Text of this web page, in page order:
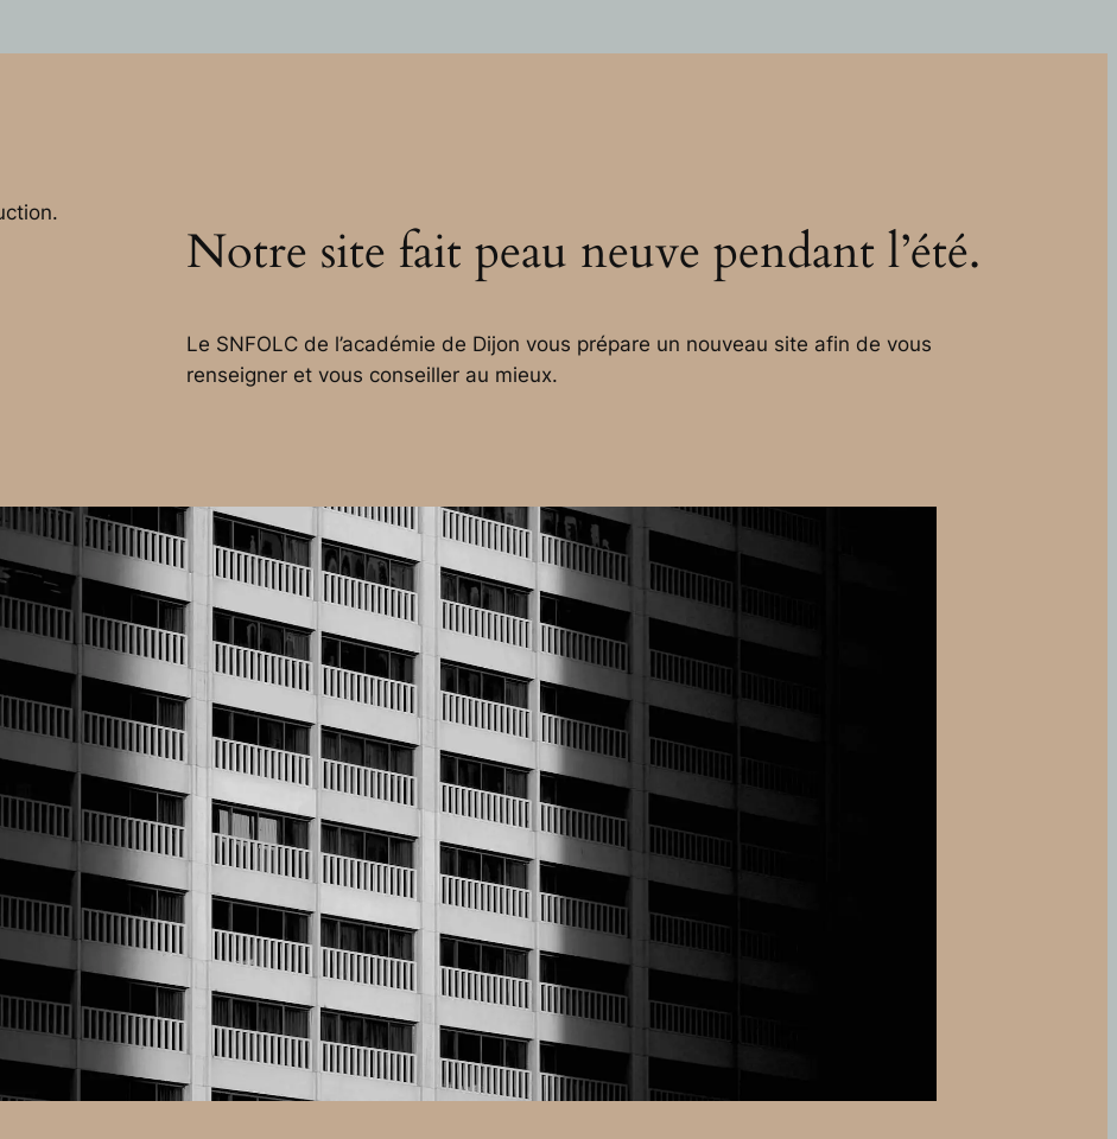
Notre site fait peau neuve pendant l’été.
Le SNFOLC de l’académie de Dijon vous prépare un nouveau site afin de vous
renseigner et vous conseiller au mieux.